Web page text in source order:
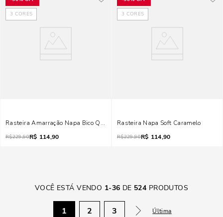
3 CORES
Rasteira Amarração Napa Bico Quadrado Preta Pedraria
R$229,90R$ 114,90
3 CORES
Rasteira Napa Soft Caramelo
R$229,90R$ 114,90
VOCÊ ESTÁ VENDO 1-36 DE 524 PRODUTOS
1 2 3 Última